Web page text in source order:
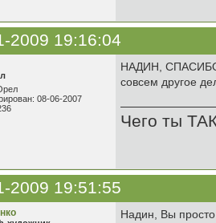
2009 19:16:04
08-06-2007
НАДИН, СПАСИБО
совсем другое
Чего ты
2009 19:51:55
Надин, Вы